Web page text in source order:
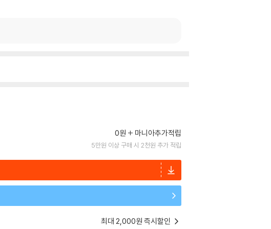
0원 마니아추가적립
5만원 이상 구매 시 2천원 추가 적립
최대 2,000원 즉시할인